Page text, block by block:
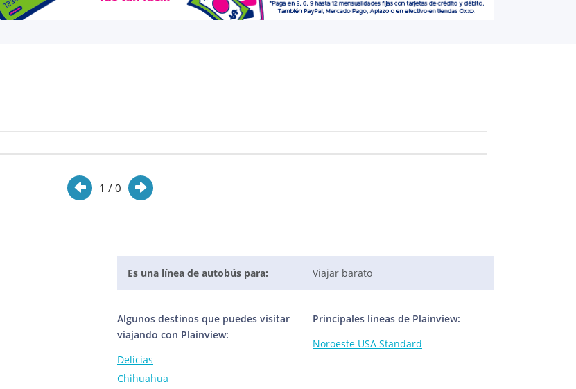
1 / 0
Es una línea de autobús para: Viajar barato
Algunos destinos que puedes visitar
viajando con Plainview:
Delicias
Chihuahua
Principales líneas de Plainview:
Noroeste USA Standard